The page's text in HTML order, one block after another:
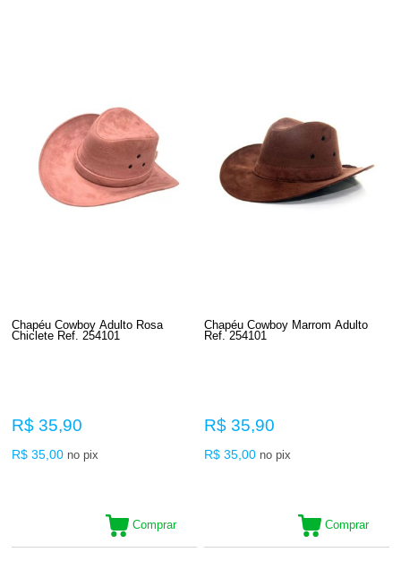
Chapéu Cowboy Adulto Rosa
Chiclete Ref. 254101
R$ 35,90
R$ 35,00 no pix
Comprar
Chapéu Cowboy Marrom Adulto
Ref. 254101
R$ 35,90
R$ 35,00 no pix
Comprar